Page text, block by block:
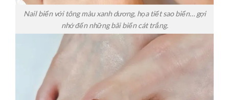
Nail biển với tông màu xanh dương, họa tiết sao biển… gợi
nhớ đến những bãi biển cát trắng.